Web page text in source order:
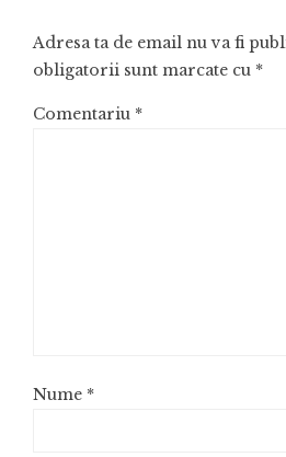
Adresa ta de email nu va fi
obligatorii sunt marcate cu *
Comentariu *
Nume *